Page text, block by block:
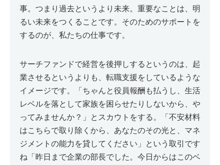
事。つまり過去というより未来。重要なことは、明
るい未来をつくることです。そのためのサポートを
するのが、私たちの仕事です。
サーチファンドで経営を後押しするというのは、起
業させるというよりも、転職支援をしているような
イメージです。「ちゃんと役員報酬も払うし、生活
レベルを落として家族を困らせたりしないから、や
ってみませんか？」とスカウトをする。「不安材料
はこちらで取り除くから、あなたのその光と、マネ
ジメントの能力を貸してください」という取引です
ね「昨日まで企業の部長でした。今日からはこのベ